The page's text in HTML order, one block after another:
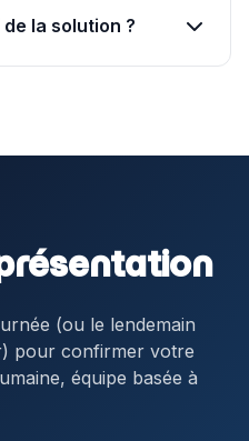
la solution ?
(ou le lendemain
pour confirmer votre
équipe basée à